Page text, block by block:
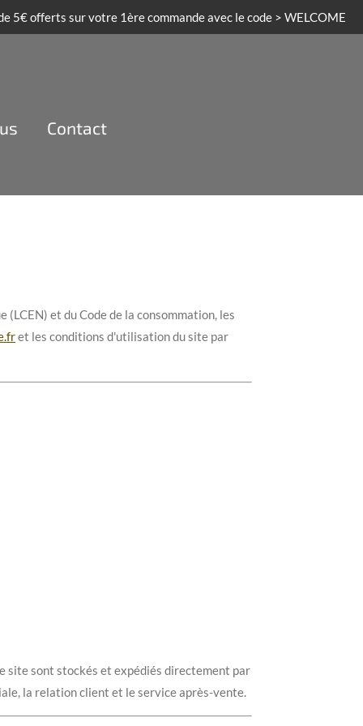
5€ offerts sur votre 1ère commande avec le code > WELCOME
Contact
et du Code de la consommation, les
et les conditions d'utilisation du site par
site sont stockés et expédiés directement par
la relation client et le service après-vente.